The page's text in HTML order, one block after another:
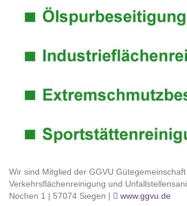
Wir sind Mitglied der GGVU
Verkehrsflächenreinigung und
Nochen 1 | 57074 Siegen |
www.ggvu.de